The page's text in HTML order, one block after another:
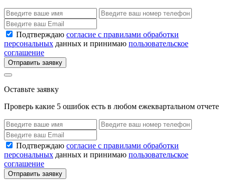
Подтверждаю согласие с правилами обработки
персональных данных и принимаю пользовательское
соглашение
Отправить заявку
Оставьте заявку
Проверь какие 5 ошибок есть в любом ежеквартальном отчете
Подтверждаю согласие с правилами обработки
персональных данных и принимаю пользовательское
соглашение
Отправить заявку